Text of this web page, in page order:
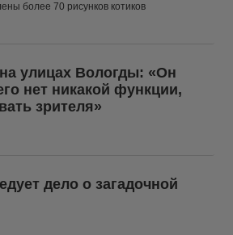
более 70 рисунков котиков
улицах Вологды: «Он
нет никакой функции,
зрителя»
дело о загадочной